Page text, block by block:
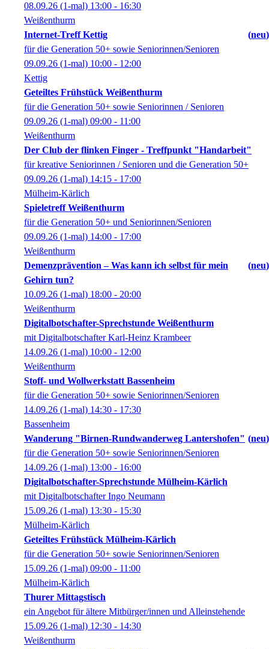
08.09.26 (1-mal) 13:00 - 16:30
Weißenthurm
Internet-Treff Kettig
neu
für die Generation 50+ sowie Seniorinnen/Senioren
09.09.26 (1-mal) 10:00 - 12:00
Kettig
Geteiltes Frühstück Weißenthurm
für die Generation 50+ sowie Seniorinnen / Senioren
09.09.26 (1-mal) 09:00 - 11:00
Weißenthurm
Der Club der flinken Finger - Treffpunkt "Handarbeit"
für kreative Seniorinnen / Senioren und die Generation 50+
09.09.26 (1-mal) 14:15 - 17:00
Mülheim-Kärlich
Spieletreff Weißenthurm
für die Generation 50+ und Seniorinnen/Senioren
09.09.26 (1-mal) 14:00 - 17:00
Weißenthurm
Demenzprävention – Was kann ich selbst für mein
Gehirn tun?
neu
10.09.26 (1-mal) 18:00 - 20:00
Weißenthurm
Digitalbotschafter-Sprechstunde Weißenthurm
mit Digitalbotschafter Karl-Heinz Krambeer
14.09.26 (1-mal) 10:00 - 12:00
Weißenthurm
Stoff- und Wollwerkstatt Bassenheim
für die Generation 50+ sowie Seniorinnen/Senioren
14.09.26 (1-mal) 14:30 - 17:30
Bassenheim
Wanderung "Birnen-Rundwanderweg Lantershofen"
neu
für die Generation 50+ sowie Seniorinnen/Senioren
14.09.26 (1-mal) 13:00 - 16:00
Digitalbotschafter-Sprechstunde Mülheim-Kärlich
mit Digitalbotschafter Ingo Neumann
15.09.26 (1-mal) 13:30 - 15:30
Mülheim-Kärlich
Geteiltes Frühstück Mülheim-Kärlich
für die Generation 50+ sowie Seniorinnen/Senioren
15.09.26 (1-mal) 09:00 - 11:00
Mülheim-Kärlich
Thurer Mittagstisch
ein Angebot für ältere Mitbürger/innen und Alleinstehende
15.09.26 (1-mal) 12:30 - 14:30
Weißenthurm